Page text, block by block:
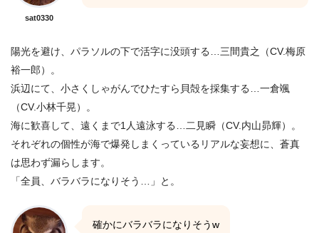
sat0330
陽光を避け、パラソルの下で活字に没頭する…三間貴之（CV.梅原
裕一郎）。
浜辺にて、小さくしゃがんでひたすら貝殻を採集する…一倉颯
（CV.小林千晃）。
海に歓喜して、遠くまで1人遠泳する…二見瞬（CV.内山昴輝）。
それぞれの個性が海で爆発しまくっているリアルな妄想に、蒼真
は思わず漏らします。
「全員、バラバラになりそう…」と。
確かにバラバラになりそうw